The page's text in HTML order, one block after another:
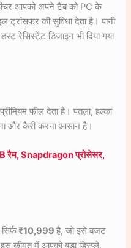
आपको अपने टैब को PC के
की सुविधा देता है। पानी
रेसिस्टेंट डिजाइन भी दिया गया
फील देता है। पतला, हल्का
और कैरी करना आसान है।
रैम, Snapdragon प्रोसेसर,
₹10,999है, जो इसे बजट
कीमत में आपको बड़ा डिस्प्ले,